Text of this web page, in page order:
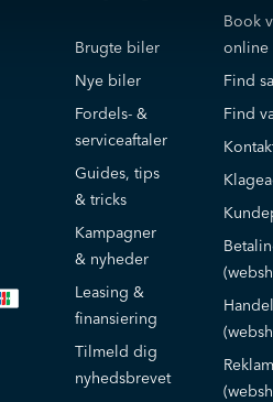
Brugte biler
Nye biler
Fordels- &
serviceaftaler
Guides, tips
& tricks
Kampagner
& nyheder
Leasing &
finansiering
Tilmeld dig
nyhedsbrevet
Book
online
Find
Find